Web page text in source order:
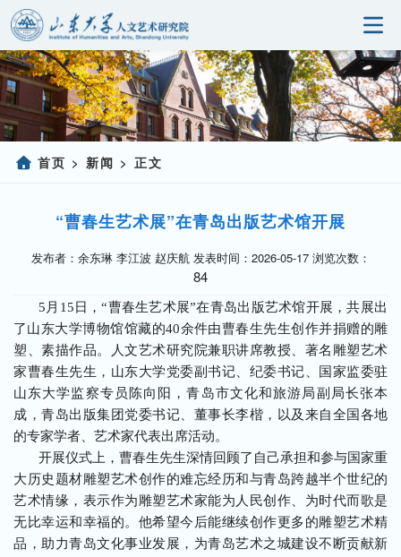
首页 > 新闻 > 正文
“曹春生艺术展”在青岛出版艺术馆开展
发布者：余东琳 李江波 赵庆航 发表时间：2026-05-17 浏览次数：
84
5月15日，“曹春生艺术展”在青岛出版艺术馆开展，共展出
了山东大学博物馆馆藏的40余件由曹春生先生创作并捐赠的雕
塑、素描作品。人文艺术研究院兼职讲席教授、著名雕塑艺术
家曹春生先生，山东大学党委副书记、纪委书记、国家监委驻
山东大学监察专员陈向阳，青岛市文化和旅游局副局长张本
成，青岛出版集团党委书记、董事长李楷，以及来自全国各地
的专家学者、艺术家代表出席活动。
开展仪式上，曹春生先生深情回顾了自己承担和参与国家重
大历史题材雕塑艺术创作的难忘经历和与青岛跨越半个世纪的
艺术情缘，表示作为雕塑艺术家能为人民创作、为时代而歌是
无比幸运和幸福的。他希望今后能继续创作更多的雕塑艺术精
品，助力青岛文化事业发展，为青岛艺术之城建设不断贡献新
首页
研究院概况
党建园地
社会服务
信息公开